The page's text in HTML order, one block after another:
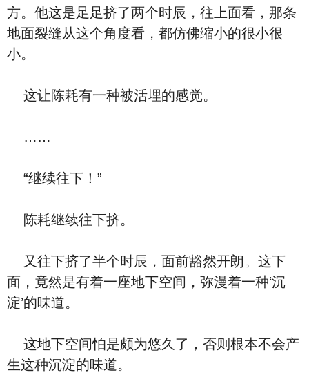
方。他这是足足挤了两个时辰，往上面看，那条
地面裂缝从这个角度看，都仿佛缩小的很小很
小。
这让陈耗有一种被活埋的感觉。
……
“继续往下！”
陈耗继续往下挤。
又往下挤了半个时辰，面前豁然开朗。这下
面，竟然是有着一座地下空间，弥漫着一种‘沉
淀’的味道。
这地下空间怕是颇为悠久了，否则根本不会产
生这种沉淀的味道。